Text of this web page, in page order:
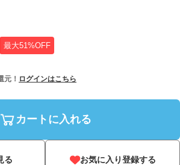
最大51%OFF
元！ ログインはこちら
カートに入れる
る お気に入り登録する